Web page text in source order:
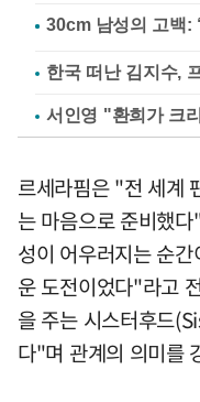
한국 떠난 김지수,
서인영 "환희가 크
르세라핌은 "전 세계
는 마음으로 준비했
성이 어우러지는 순
운 도전이었다"라고
을 주는 시스터후드
다"며 관계의 의미를